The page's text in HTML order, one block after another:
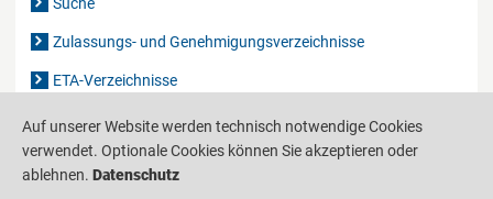
Zulassungs- und Genehmigungsverzeichnisse
ETA-Verzeichnisse
Gutachten-Verzeichnis
Auf unserer Website werden technisch notwendige Cookies
verwendet. Optionale Cookies können Sie akzeptieren oder
ablehnen. Datenschutz